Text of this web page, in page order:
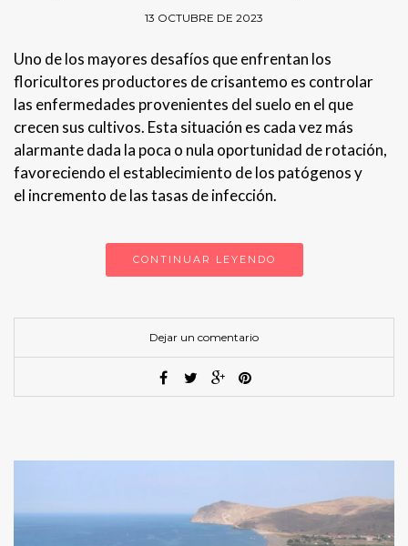
13 OCTUBRE DE 2023
Uno de los mayores desafíos que enfrentan los
floricultores productores de crisantemo es controlar
las enfermedades provenientes del suelo en el que
crecen sus cultivos. Esta situación es cada vez más
alarmante dada la poca o nula oportunidad de rotación,
favoreciendo el establecimiento de los patógenos y
el incremento de las tasas de infección.
CONTINUAR LEYENDO
Dejar un comentario